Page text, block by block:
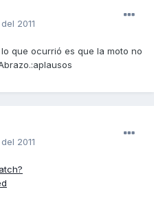
2011
que ocurrió es que la moto no
2011